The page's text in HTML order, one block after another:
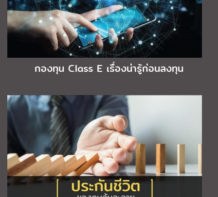
กองทุน Class E เรื่องน่ารู้ก่อนลงทุน